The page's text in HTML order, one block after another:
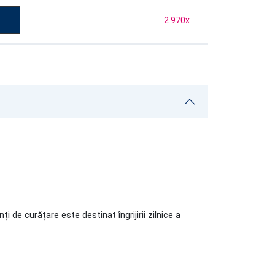
2 970x
de curățare este destinat îngrijirii zilnice a